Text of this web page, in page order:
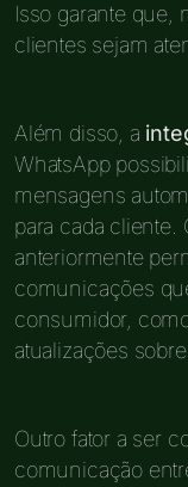
Isso garante que,
clientes sejam
Além disso, a
WhatsApp
mensagens
para cada cliente.
anteriormente
comunicações
consumidor,
atualizações
Outro fator a ser
comunicação